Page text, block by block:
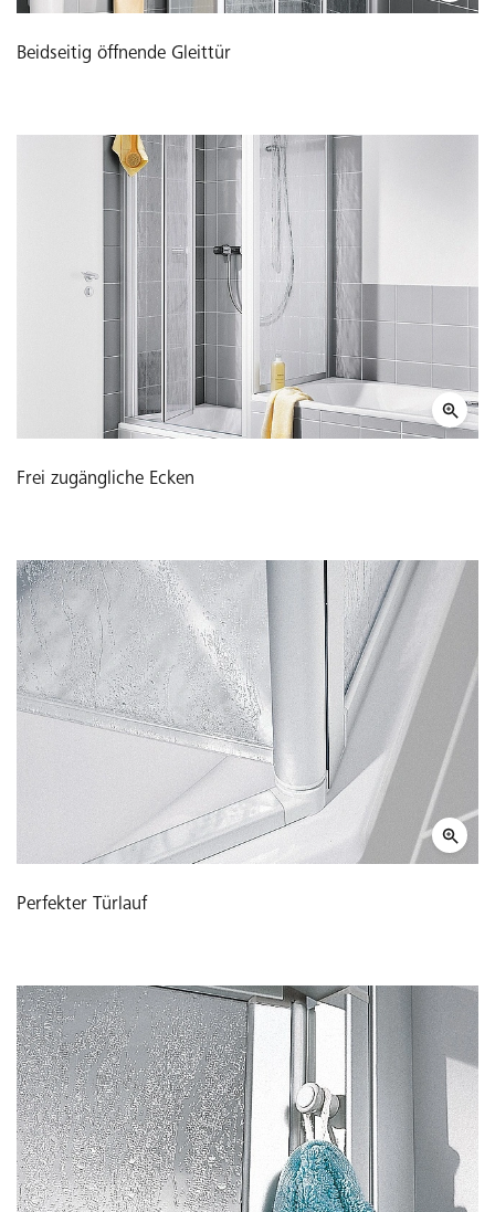
Beidseitig öffnende Gleittür
Frei zugängliche Ecken
Perfekter Türlauf